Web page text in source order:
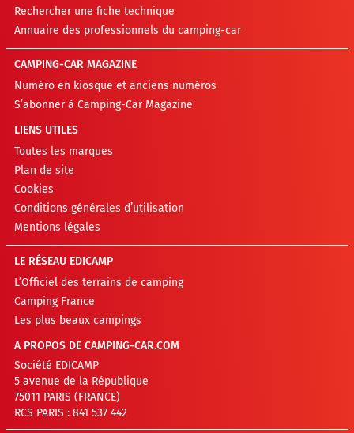
Rechercher une fiche technique
Annuaire des professionnels du camping-car
CAMPING-CAR MAGAZINE
Numéro en kiosque et anciens numéros
S’abonner à Camping-Car Magazine
LIENS UTILES
Toutes les marques
Plan de site
Cookies
Conditions générales d’utilisation
Mentions légales
LE RÉSEAU EDICAMP
L’Officiel des terrains de camping
Camping France
Les plus beaux campings
A PROPOS DE CAMPING-CAR.COM
Société EDICAMP
5 avenue de la République
75011 PARIS (FRANCE)
RCS PARIS : 841 537 442